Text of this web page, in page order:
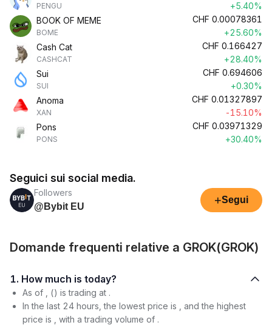
PENGU
+5.40%
BOOK OF MEME
BOME
CHF 0.00078361
+25.60%
Cash Cat
CASHCAT
CHF 0.166427
+28.40%
Sui
SUI
CHF 0.694606
+0.30%
Anoma
XAN
CHF 0.01327897
-15.10%
Pons
PONS
CHF 0.03971329
+30.40%
Seguici sui social media.
Followers
@Bybit EU
+Segui
Domande frequenti relative a GROK(GROK)
1. How much is today?
As of , () is trading at .
In the last 24 hours, the lowest price is , and the highest
price is , with a trading volume of .